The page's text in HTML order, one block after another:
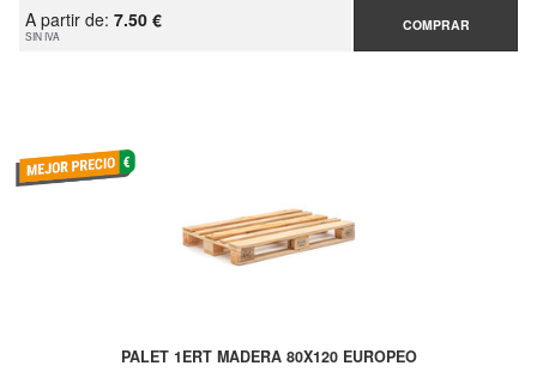
A partir de: 7.50 €
SIN IVA
COMPRAR
PALET 1ERT MADERA 80X120 EUROPEO